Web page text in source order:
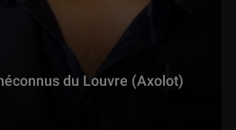
Musée - Episode 7 : La Joconde
du Louvre (Axolot)